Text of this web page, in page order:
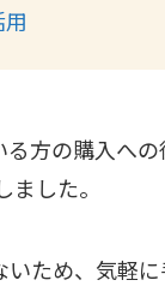
方の購入へ
した。
ため、気軽